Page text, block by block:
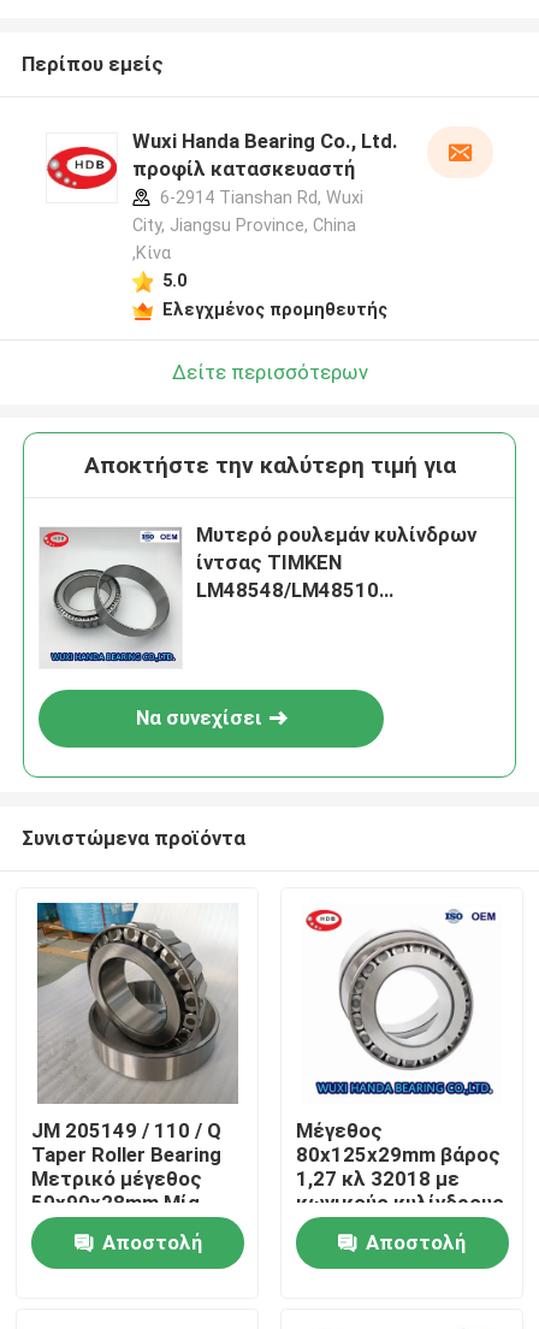
Σπίτι
Προϊόντα
Περίπου εμείς
Wuxi Handa Bearing Co., Ltd.
προφίλ κατασκευαστή
6-2914 Tianshan Rd, Wuxi
City, Jiangsu Province, China
,Κίνα
5.0
Ελεγχμένος προμηθευτής
Δείτε περισσότερων
Αποκτήστε την καλύτερη τιμή για
Μυτερό ρουλεμάν κυλίνδρων
ίντσας TIMKEN
LM48548/LM48510
Να συνεχίσει
Συνιστώμενα προϊόντα
JM 205149 / 110 / Q
Taper Roller Bearing
Μετρικό μέγεθος
50x90x28mm Μία
σειρά 0,748kgs
Αποστολή
Μέγεθος
80x125x29mm βάρος
1,27 κλ 32018 με
κωνικούς κυλίνδρους
ρουλεμάν 32016
Αποστολή